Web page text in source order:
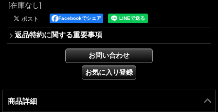
[在庫なし]
Facebookでシェア
返品特約に関する重要事項
商品詳細